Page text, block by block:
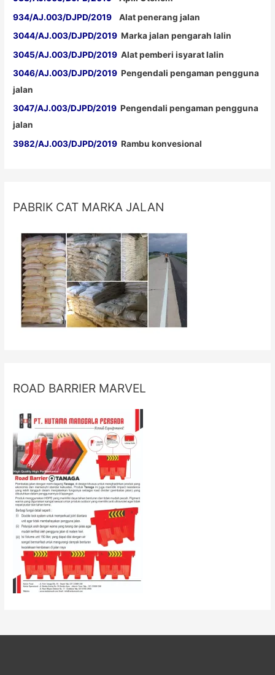
934/AJ.003/DJPD/2019 Alat penerang jalan
3044/AJ.003/DJPD/2019 Marka jalan pengarah lalin
3045/AJ.003/DJPD/2019 Alat pemberi isyarat lalin
3046/AJ.003/DJPD/2019 Pengendali pengaman pengguna
jalan
3047/AJ.003/DJPD/2019 Pengendali pengaman pengguna
jalan
3982/AJ.003/DJPD/2019 Rambu konvesional
PABRIK CAT MARKA JALAN
ROAD BARRIER MARVEL